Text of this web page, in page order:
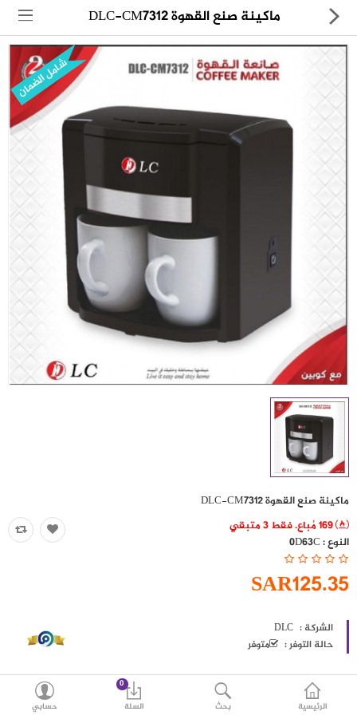
مجموعة
العروض
الكترونيات
العناية الشخصية
العاب
حقائب
اكسسوارات
العروض
منوع
شرائح بيانات ومكالمات
مقارنة
اللغات
الرئيسية بحث
0
السلة
حسابي
ماكينة صنع القهوة DLC-CM7312
شامل الضمان
ماكينة صنع القهوة DLC-CM7312
النوع :0D63C
SAR125.35
الشركة : DLC
حالة التوفر :
متوفر